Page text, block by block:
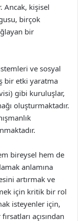
Ancak, kişisel
birçok
bir
ve sosyal
bir etki yaratma
gibi kuruluşlar,
oluşturmaktadır.
bireysel hem de
anlamına
artırmak ve
için kritik bir rol
isteyenler için,
açısından